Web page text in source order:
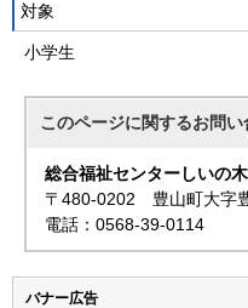
対象
小学生
このページに関するお問い
総合福祉センターしいの
〒480-0202 豊山町大字
電話：0568-39-0114
バナー広告